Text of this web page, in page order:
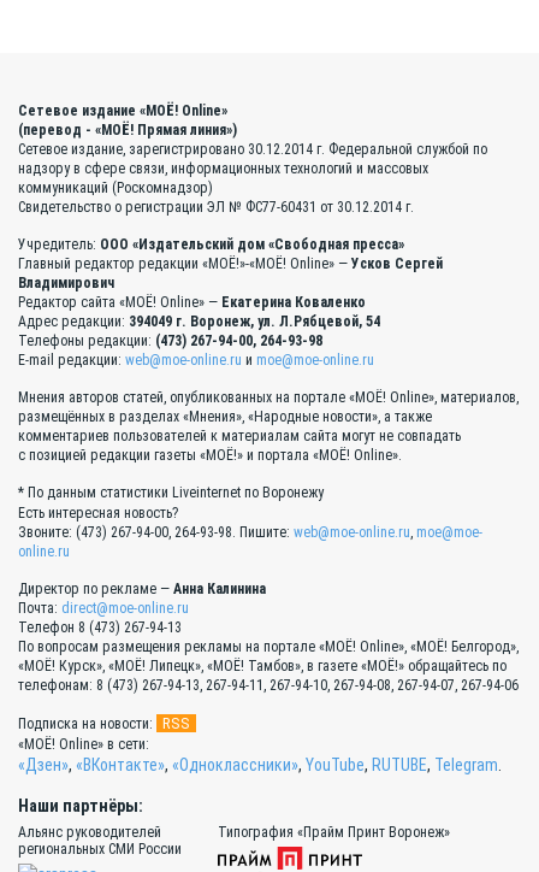
Сетевое издание «МОЁ! Online»
(перевод - «МОЁ! Прямая линия»)
Сетевое издание, зарегистрировано 30.12.2014 г. Федеральной службой по
надзору в сфере связи, информационных технологий и массовых
коммуникаций (Роскомнадзор)
Свидетельство о регистрации ЭЛ № ФС77-60431 от 30.12.2014 г.
Учредитель: ООО «Издательский дом «Свободная пресса»
Главный редактор редакции «МОЁ!»-«МОЁ! Online» — Усков Сергей
Владимирович
Редактор сайта «МОЁ! Online» — Екатерина Коваленко
Адрес редакции: 394049 г. Воронеж, ул. Л.Рябцевой, 54
Телефоны редакции: (473) 267-94-00, 264-93-98
E-mail редакции: web@moe-online.ru и moe@moe-online.ru
Мнения авторов статей, опубликованных на портале «МОЁ! Online», материалов,
размещённых в разделах «Мнения», «Народные новости», а также
комментариев пользователей к материалам сайта могут не совпадать
с позицией редакции газеты «МОЁ!» и портала «МОЁ! Online».
* По данным статистики Liveinternet по Воронежу
Есть интересная новость?
Звоните: (473) 267-94-00, 264-93-98. Пишите: web@moe-online.ru, moe@moe-
online.ru
Директор по рекламе — Анна Калинина
Почта: direct@moe-online.ru
Телефон 8 (473) 267-94-13
По вопросам размещения рекламы на портале «МОЁ! Online», «МОЁ! Белгород»,
«МОЁ! Курск», «МОЁ! Липецк», «МОЁ! Тамбов», в газете «МОЁ!» обращайтесь по
телефонам: 8 (473) 267-94-13, 267-94-11, 267-94-10, 267-94-08, 267-94-07, 267-94-06
Подписка на новости: RSS
«МОЁ! Online» в сети:
«Дзен», «ВКонтакте», «Одноклассники», YouTube, RUTUBE, Telegram
Наши партнёры:
Альянс руководителей
региональных СМИ России
Типография «Прайм Принт Воронеж»